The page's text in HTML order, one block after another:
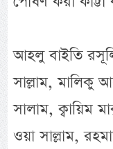
আহলু বাইতি
সাল্লাম, মালিকু
সালাম, ক্বায়িম
ওয়া সাল্লাম,